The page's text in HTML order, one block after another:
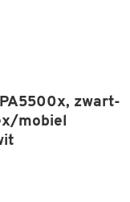
zwart-
mobiel